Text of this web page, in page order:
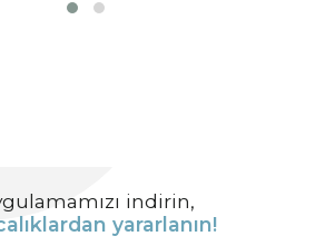
indirin,
yararlanın!